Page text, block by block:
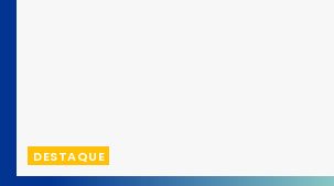
DESTAQUE